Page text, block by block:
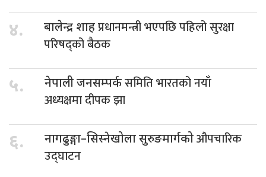
४. बालेन्द्र शाहप्रधानमन्त्री भएपछि पहिलो सुरक्षा
परिषद्को बैठक
५. नेपाली जनसम्पर्कसमिति भारतको नयाँ
अध्यक्षमा दीपक झा
६. नागढुङ्गा–सिस्नेखोला सुरुङमार्गकोऔपचारिक
उद्घाटन